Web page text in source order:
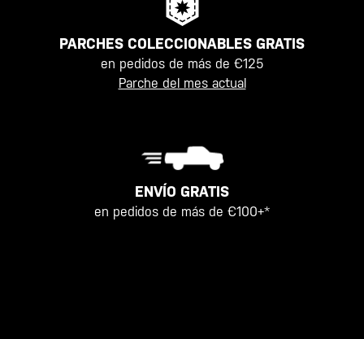
PARCHES COLECCIONABLES GRATIS
en pedidos de más de €125
Parche del mes actual
ENVÍO GRATIS
en pedidos de más de €100+*